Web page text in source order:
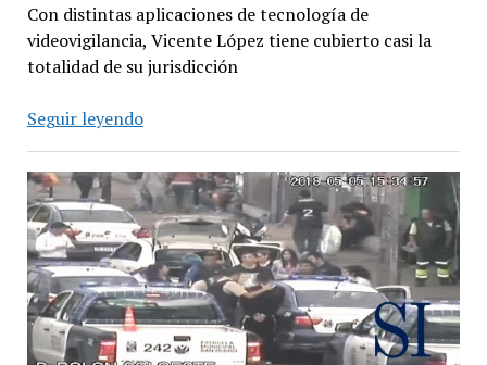
Con distintas aplicaciones de tecnología de
videovigilancia, Vicente López tiene cubierto casi la
totalidad de su jurisdicción
Seguir leyendoSoledad
“ya
tenemos
el
85%
de
nuestro
territorio
videovigilado”